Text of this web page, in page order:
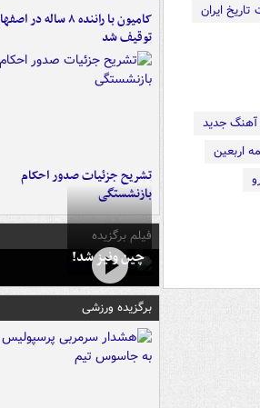
ایران
آهنگ جدید
اربعین
کامیون با راننده ۸ ساله در
توقیف شد
تشریح جزئیات صدور احکام
بازنشستگی
فیلم برگزیده
چین ونیز شد!
برگزیده ورزشی